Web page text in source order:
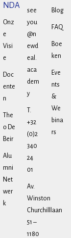
NDA
Onz
e
Visi
e
Doc
ente
n
The
o De
Beir
Alu
mni
Net
wer
k
see
you
@n
ewd
eal.
aca
dem
y
T.
+32
(0)2
340
24
01
Av.
Winston
Churchilllaan
51 –
1180
Blog
FAQ
Boe
ken
Eve
nts
&
We
bina
rs